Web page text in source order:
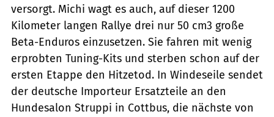
versorgt. Michi wagt es auch, auf dieser 1200
Kilometer langen Rallye drei nur 50 cm3 große
Beta-Enduros einzusetzen. Sie fahren mit wenig
erprobten Tuning-Kits und sterben schon auf der
ersten Etappe den Hitzetod. In Windeseile sendet
der deutsche Importeur Ersatzteile an den
Hundesalon Struppi in Cottbus, die nächste von